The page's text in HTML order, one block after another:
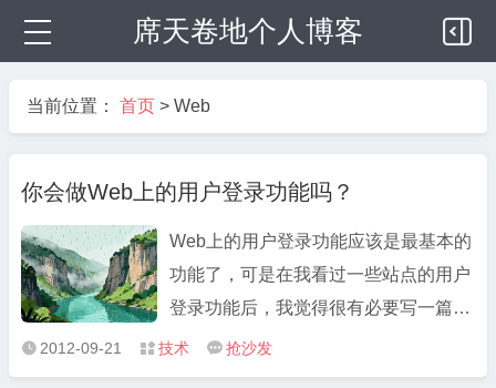
席天卷地个人博客
当前位置： 首页 > Web
你会做Web上的用户登录功能吗？
Web上的用户登录功能应该是最基本的
功能了，可是在我看过一些站点的用户
登录功能后，我觉得很有必要写一篇文
章教大家怎么来做用户登录功能。下面
的文章告诉大家这个功能可能并没有你
 2012-09-21  技术  抢沙发